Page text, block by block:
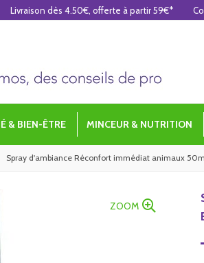
& BIEN-ÊTRE MINCEUR & NUTRITION
Spray d'ambiance Réconfort immédiat animaux
ZOOM
Livraison dès 4.50€, offerte à partir 59€*